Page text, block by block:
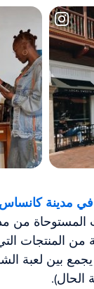
مدينة
المستوحاة من
المنتجات
يجمع بين لعبة
الحال).